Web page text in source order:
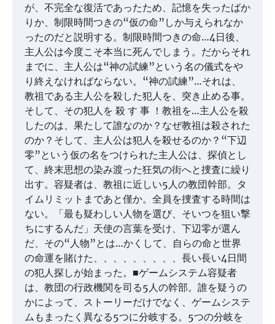
が、不完全な復活であったため、記憶を失ったばか
りか、制限時間つきの“仮の命”しか与えられなか
ったのだと説明する。制限時間つきの命…4日後、
主人公は今度こそ本当に死んでしまう。だからそれ
までに、主人公は“神の試練”という名の儀式をや
り終えなければならない。“神の試練”…それは、
教祖である主人公を殺した犯人を、突き止める事。
そして、その犯人を 殺 す 事 ！教祖を…主人公を殺
したのは、果たして誰なのか？なぜ教祖は殺された
のか？そして、主人公は犯人を殺せるのか？“下辺
零”という仮の名をつけられた主人公は、探偵とし
て、終末思想の染み渡った狂気の街へと捜査に繰り
出す。容疑者は、教祖に近しい5人の教団幹部。タ
イムリミットまであと僅か。全員を捜査する時間は
ない。「最も疑わしい人物を選び、そいつを狙い撃
ちにするんだ」天使の言葉を受け、下辺零が選ん
だ、その“人物”とは…かくして、自らの命と世界
の命運を賭けた、、、、、、、、、長い長い4日間
の犯人探しが始まった。■ゲームシステム容疑者
は、教団の行政機関を司る5人の幹部。誰を疑うの
かによって、ストーリーだけでなく、ゲームシステ
ムもまったく異なる5つに分岐する。5つの分岐を